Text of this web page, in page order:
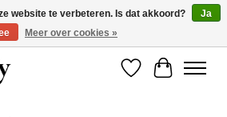
| Maandelijks opzegbaar
Verlanglijst
website te verbeteren. Is dat akkoord?
Ja
Meer over cookies »